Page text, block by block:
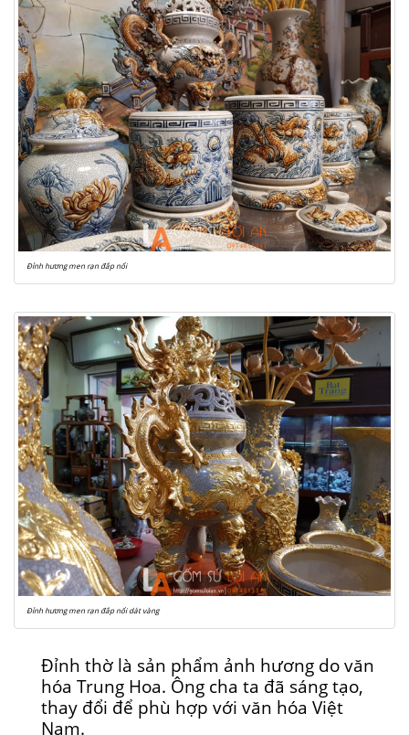
Đỉnh hương men rạn đắp nổi
Đỉnh hương men rạn đắp nổi dát vàng
Đỉnh thờ là sản phẩm ảnh hương do văn
hóa Trung Hoa. Ông cha ta đã sáng tạo,
thay đổi để phù hợp với văn hóa Việt
Nam.